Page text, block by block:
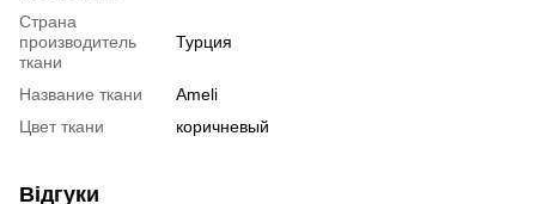
Страна
производитель
ткани
Турция
Название ткани
Ameli
Цвет ткани
коричневый
Відгуки